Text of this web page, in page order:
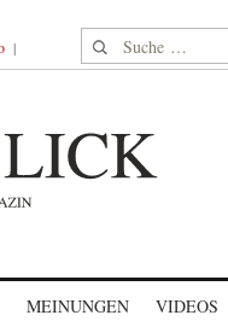
Suche nach:
MEINUNGEN VIDEOS